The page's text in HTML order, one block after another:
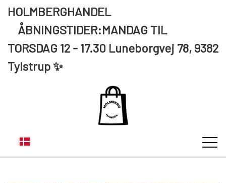
HOLMBERGHANDEL
ÅBNINGSTIDER:MANDAG TIL
TORSDAG 12 - 17.30 Luneborgvej 78, 9382
Tylstrup ✨